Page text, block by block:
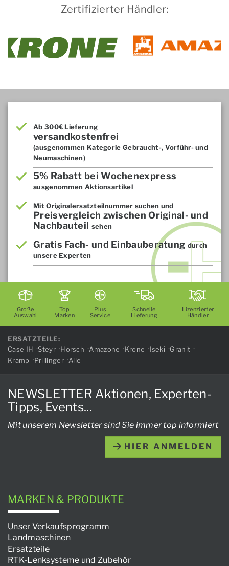
Zertifizierter Händler:
Ab 300€ Lieferung
versandkostenfrei
(ausgenommen Kategorie Gebraucht-, Vorführ- und
Neumaschinen)
5% Rabatt bei Wochenexpress
ausgenommen Aktionsartikel
Mit Originalersatzteilnummer suchen und
Preisvergleich zwischen Original- und
Nachbauteil sehen
Gratis Fach- und Einbauberatung durch
unsere Experten
Große
Auswahl
Top
Marken
Plus
Service
Schnelle
Lieferung
Lizenzierter
Händler
ERSATZTEILE:
Case IH
Steyr Horsch Amazone Krone Iseki
Granit
Kramp
Prillinger Alle
NEWSLETTER Aktionen, Experten-
Tipps, Events...
Mit unserem Newsletter sind Sie immer top informiert
HIER ANMELDEN
MARKEN & PRODUKTE
Unser Verkaufsprogramm
Landmaschinen
Ersatzteile
RTK-Lenksysteme und Zubehör